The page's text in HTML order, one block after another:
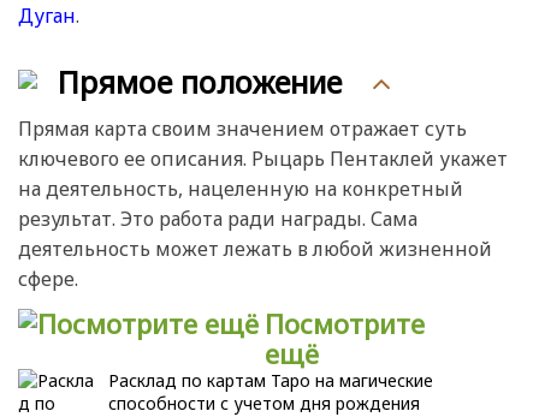
Дуган.
Прямое положение
Прямая карта своим значением отражает суть
ключевого ее описания. Рыцарь Пентаклей укажет
на деятельность, нацеленную на конкретный
результат. Это работа ради награды. Сама
деятельность может лежать в любой жизненной
сфере.
Посмотрите
ещё
Расклад по картам Таро на магические
способности с учетом дня рождения